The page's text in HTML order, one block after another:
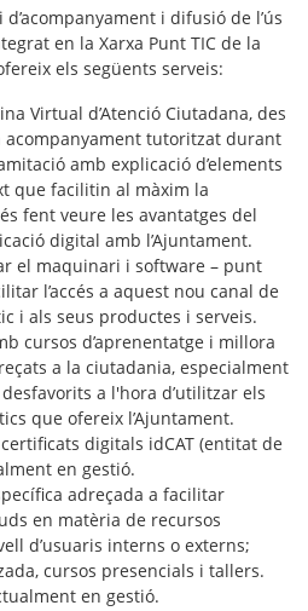
i difusió de l’ús
en la Xarxa Punt TIC de la
els següents serveis:
Virtual d’Atenció Ciutadana, des
acompanyament tutoritzat durant
amb explicació d’elements
que facilitin al màxim la
fent veure les avantatges del
digital amb l’Ajuntament.
el maquinari i software – punt
l’accés a aquest nou canal de
i als seus productes i serveis.
cursos d’aprenentatge i millora
a la ciutadania, especialment
a l'hora d’utilitzar els
que ofereix l’Ajuntament.
certificats digitals idCAT (entitat de
en gestió.
adreçada a facilitar
en matèria de recursos
d’usuaris interns o externs;
cursos presencials i tallers.
en gestió.